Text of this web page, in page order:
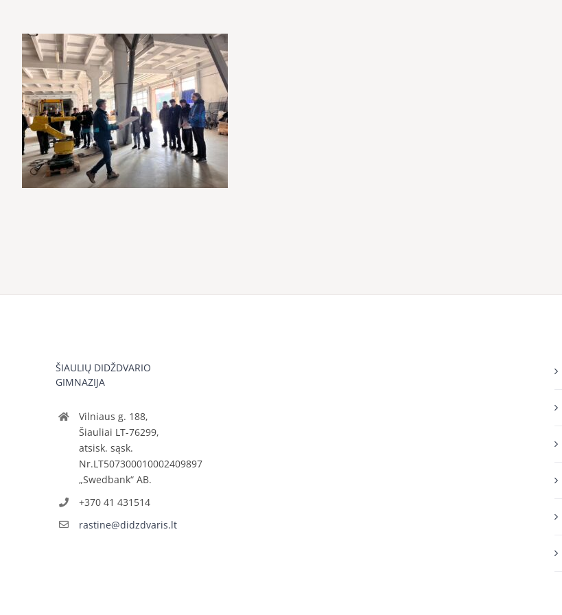
ŠIAULIŲ DIDŽDVARIO
GIMNAZIJA
Vilniaus g. 188,
Šiauliai LT-76299,
atsisk. sąsk.
Nr.LT507300010002409897
„Swedbank“ AB.
+370 41 431514
rastine@didzdvaris.lt